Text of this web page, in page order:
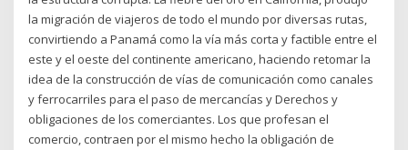
la migración de viajeros de todo el mundo por diversas rutas,
convirtiendo a Panamá como la vía más corta y factible entre el
este y el oeste del continente americano, haciendo retomar la
idea de la construcción de vías de comunicación como canales
y ferrocarriles para el paso de mercancías y Derechos y
obligaciones de los comerciantes. Los que profesan el
comercio, contraen por el mismo hecho la obligación de